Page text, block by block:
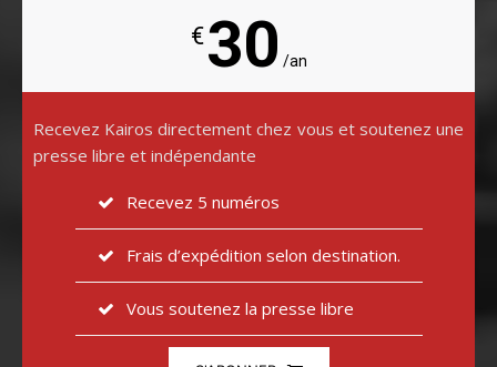
€30 /an
Recevez Kairos directement chez vous et soutenez une
presse libre et indépendante
Recevez 5 numéros
Frais d’expédition selon destination.
Vous soutenez la presse libre